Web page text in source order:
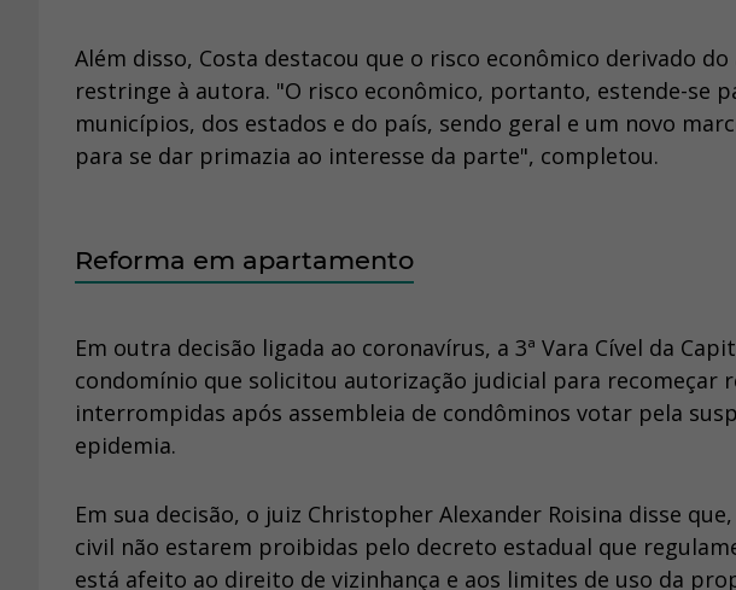
Além disso, Costa destacou que o risco econômico derivado
restringe à autora. "O risco econômico, portanto, estende-se
municípios, dos estados e do país, sendo geral e um novo
para se dar primazia ao interesse da parte", completou.
Reforma em apartamento
Em outra decisão ligada ao coronavírus, a 3ª Vara Cível da
condomínio que solicitou autorização judicial para recomeçar
interrompidas após assembleia de condôminos votar pela
epidemia.
Em sua decisão, o juiz Christopher Alexander Roisina disse
civil não estarem proibidas pelo decreto estadual que
está afeito ao direito de vizinhança e aos limites de uso da